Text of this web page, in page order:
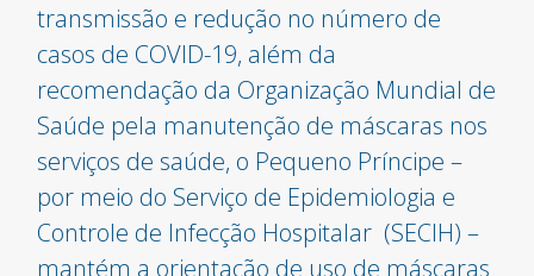
transmissão e redução no número de
casos de COVID-19, além da
recomendação da Organização Mundial de
Saúde pela manutenção de máscaras nos
serviços de saúde, o Pequeno Príncipe –
por meio do Serviço de Epidemiologia e
Controle de Infecção Hospitalar (SECIH) –
mantém a orientação de uso de máscaras